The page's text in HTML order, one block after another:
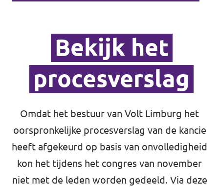
Bekijk het
procesverslag
Omdat het bestuur van Volt Limburg het
oorspronkelijke procesverslag van de kancie
heeft afgekeurd op basis van onvolledigheid
kon het tijdens het congres van november
niet met de leden worden gedeeld. Via deze